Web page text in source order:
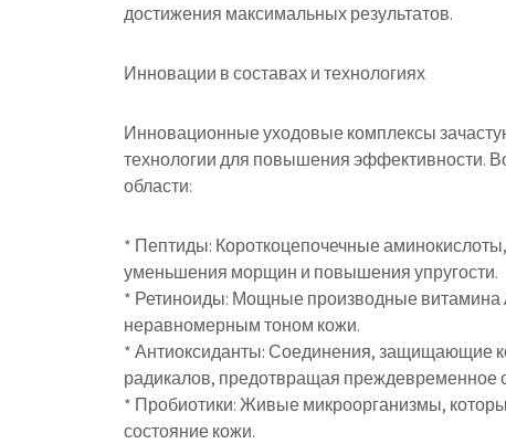
достижения максимальных результатов.
Инновации в составах и технологиях
Инновационные уходовые комплексы
технологии для повышения эффективности.
области:
* Пептиды: Короткоцепочечные
уменьшения морщин и повышения упругости.
* Ретиноиды: Мощные производные
неравномерным тоном кожи.
* Антиоксиданты: Соединения, защищающие
радикалов, предотвращая преждевременное
* Пробиотики: Живые микроорганизмы,
состояние кожи.